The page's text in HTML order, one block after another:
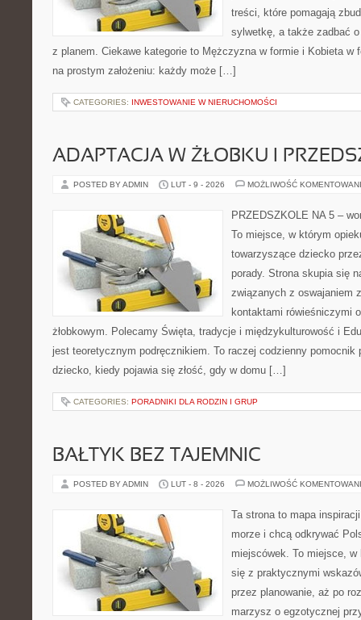
treści, które pomagają
sylwetkę, a także zadbać
z planem. Ciekawe kategorie to Mężczyzna w formie i Kobieta w
na prostym założeniu: każdy może […]
CATEGORIES: INWESTOWANIE W NIERUCHOMOŚCI
ADAPTACJA W ŻŁOBKU I
POSTED BY ADMIN LUT - 9 - 2026 MOŻLIWOŚĆ
PRZEDSZKOLE NA 5 –
To miejsce, w którym
towarzyszące dziecko
porady. Strona skupia się
związanych z oswajaniem
kontaktami rówieśniczymi
żłobkowym. Polecamy Święta, tradycje i międzykulturowość i
jest teoretycznym podręcznikiem. To raczej codzienny pomocnik
dziecko, kiedy pojawia się złość, gdy w domu […]
CATEGORIES: PORADNIKI DLA RODZIN I GRUP
BAŁTYK BEZ TAJEMNIC
POSTED BY ADMIN LUT - 8 - 2026 MOŻLIWOŚĆ
Ta strona to mapa
morze i chcą odkrywać
miejscówek. To miejsce,
się z praktycznymi
przez planowanie, aż po
marzysz o egzotycznej